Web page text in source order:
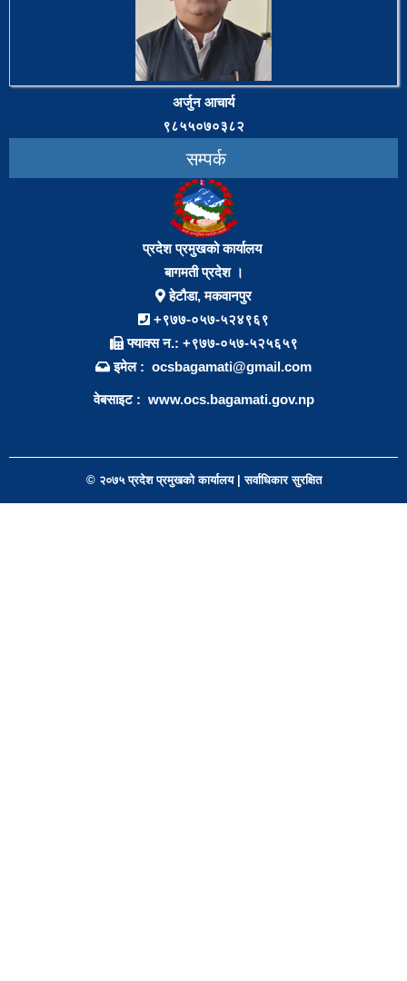
अर्जुन आचार्य
९८५५०७०३८२
सम्पर्क
प्रदेश प्रमुखको कार्यालय
बागमती प्रदेश ।
हेटौडा, मकवानपुर
+९७७-०५७-५२४९६९
फ्याक्स न.: +९७७-०५७-५२५६५९
इमेल : ocsbagamati@gmail.com
वेबसाइट : www.ocs.bagamati.gov.np
© २०७५ प्रदेश प्रमुखको कार्यालय | सर्वाधिकार सुरक्षित